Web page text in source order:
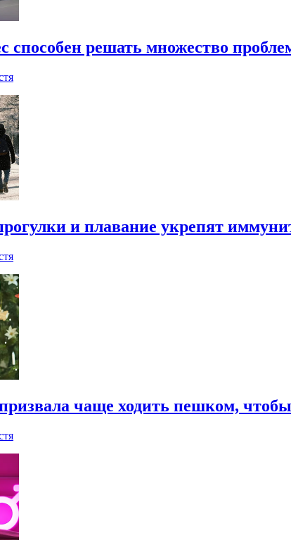
решать множество
и плавание укрепят
чаще ходить пешком, чтобы